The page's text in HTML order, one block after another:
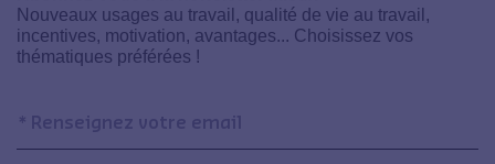
Nouveaux usages au travail, qualité de vie au travail,
incentives, motivation, avantages... Choisissez vos
thématiques préférées !